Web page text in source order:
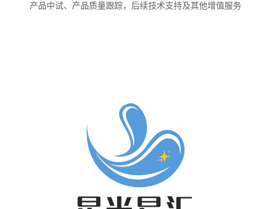
产品中试、产品质量跟踪，后续技术支持及其他增值服务